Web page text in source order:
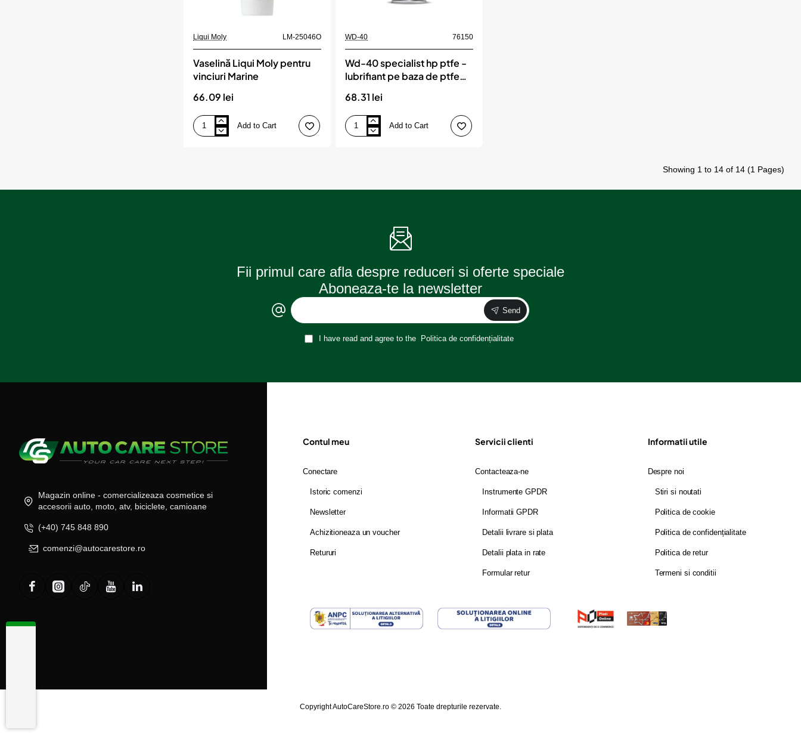
Liqui Moly LM-25046O
Vaselină Liqui Moly pentru
vinciuri Marine
66.09 lei
Vaselină
Liqui
Add to Cart
WD-40 76150
Wd-40 specialist hp ptfe -
lubrifiant pe baza de ptfe
68.31 lei
Wd-
40
Add to Cart
Showing 1 to 14 of 14 (1 Pages)
Fii primul care afla despre reduceri si oferte speciale
Aboneaza-te la newsletter
Send
I have read and agree to the Politica de confidențialitate
Magazin online - comercializeaza cosmetice si
accesorii auto, moto, atv, biciclete, camioane
(+40) 745 848 890
comenzi@autocarestore.ro
Contul meu
Conectare
Istoric comenzi
Newsletter
Achizitioneaza un voucher
Retururi
Servicii clienti
Contacteaza-ne
Instrumente GPDR
Informatii GPDR
Detalii livrare si plata
Detalii plata in rate
Formular retur
Informatii utile
Despre noi
Stiri si noutati
Politica de cookie
Politica de confidențialitate
Politica de retur
Termeni si conditii
Copyright AutoCareStore.ro © 2026 Toate drepturile rezervate.